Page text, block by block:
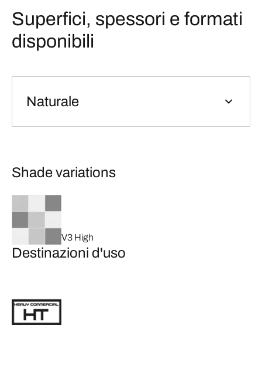
Superfici, spessori e formati
disponibili
Naturale
Shade variations
V3 High
Destinazioni d'uso